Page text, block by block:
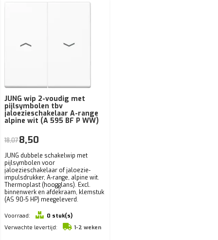
JUNG wip 2-voudig met
pijlsymbolen tbv
jaloezieschakelaar A-range
alpine wit (A 595 BF P WW)
JUNG dubbele schakelwip met
pijlsymbolen voor
jaloezieschakelaar of jaloezie-
impulsdrukker, A-range, alpine wit.
Thermoplast (hoogglans). Excl.
binnenwerk en afdekraam, klemstuk
(AS 90-5 HP) meegeleverd.
Voorraad:
0 stuk(s)
Verwachte levertijd:
1-2 weken
18,078,50